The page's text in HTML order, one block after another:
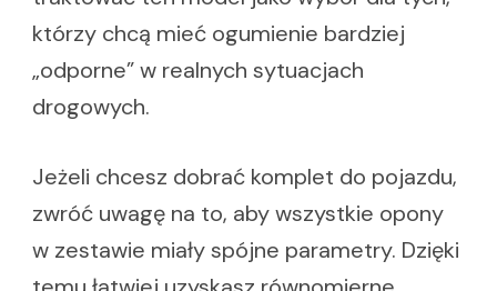
którzy chcą mieć ogumienie bardziej
„odporne” w realnych sytuacjach
drogowych.
Jeżeli chcesz dobrać komplet do pojazdu,
zwróć uwagę na to, aby wszystkie opony
w zestawie miały spójne parametry. Dzięki